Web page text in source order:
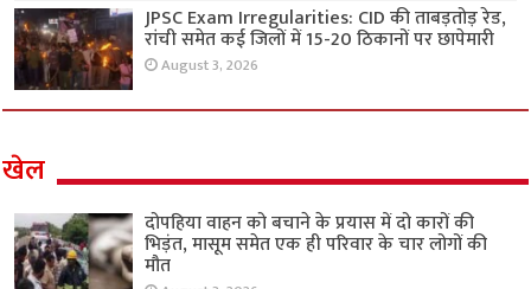
JPSC Exam Irregularities: CID की ताबड़तोड़ रेड,
रांची समेत कई जिलों में 15-20 ठिकानों पर छापेमारी
August 3, 2026
खेल
दोपहिया वाहन को बचाने के प्रयास में दो कारों की
भिड़ंत, मासूम समेत एक ही परिवार के चार लोगों की
मौत